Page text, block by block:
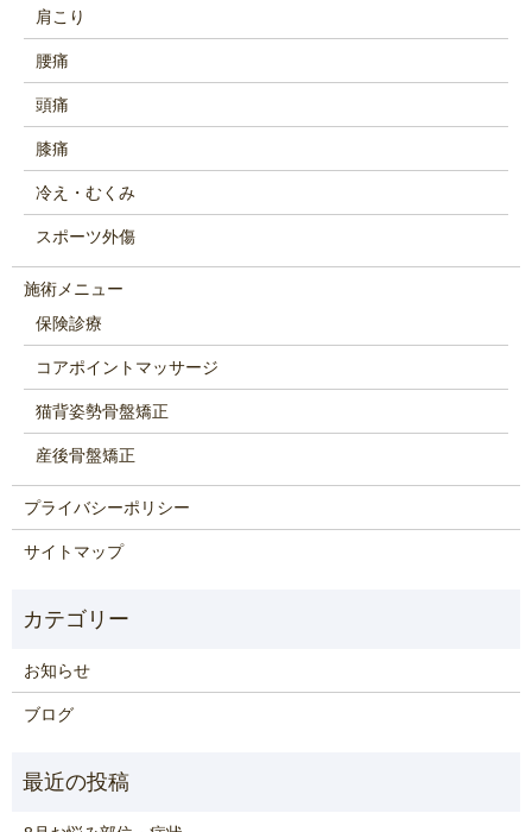
肩こり
腰痛
頭痛
膝痛
冷え・むくみ
スポーツ外傷
施術メニュー
保険診療
コアポイントマッサージ
猫背姿勢骨盤矯正
産後骨盤矯正
プライバシーポリシー
サイトマップ
お知らせ
ブログ